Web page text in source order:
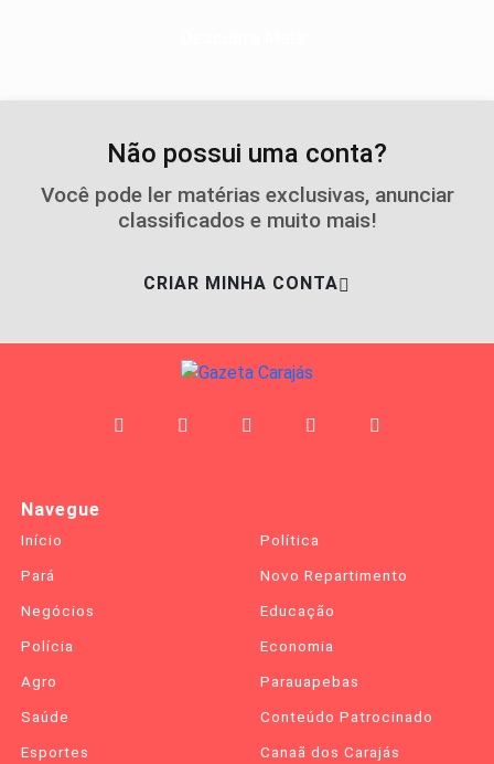
Não possui uma conta?
Você pode ler matérias exclusivas, anunciar
classificados e muito mais!
CRIAR MINHA CONTA
Navegue
Início
Política
Pará
Novo Repartimento
Negócios
Educação
Polícia
Economia
Agro
Parauapebas
Saúde
Conteúdo Patrocinado
Esportes
Canaã dos Carajás